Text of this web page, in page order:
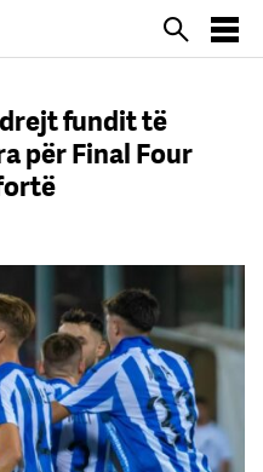
fundit të
për Final Four